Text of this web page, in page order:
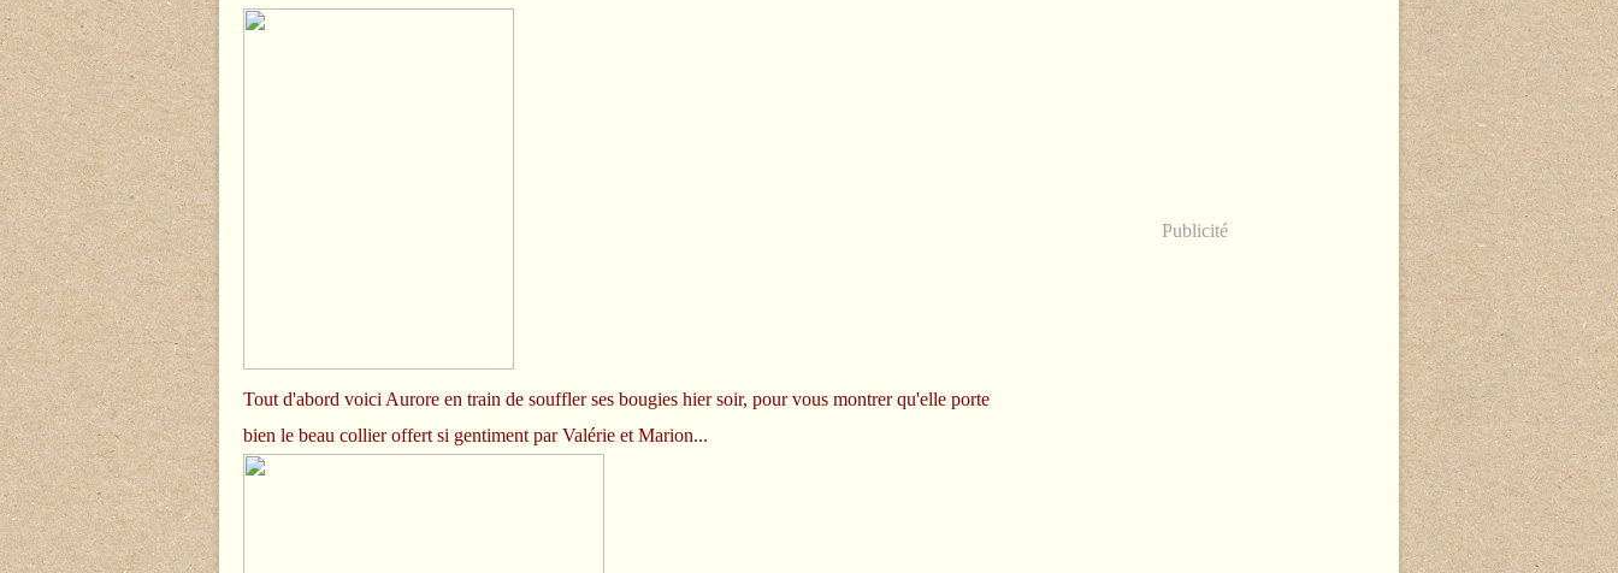
Tout d'abord voici Aurore en train de souffler ses bougies hier soir, pour vous montrer qu'elle porte
bien le beau collier offert si gentiment par Valérie et Marion...
Publicité